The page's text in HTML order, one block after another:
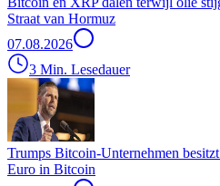
Straat van Hormuz
07.08.2026
3 Min. Lesedauer
Trumps Bitcoin-Unternehmen
Euro in Bitcoin